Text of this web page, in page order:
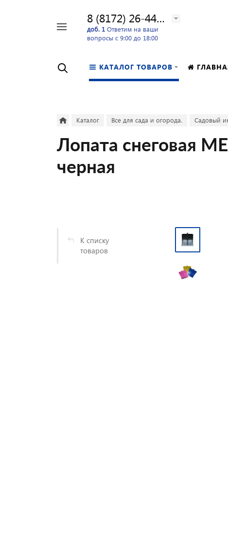
8 (8172) 26-44-24
доб. 1 Ответим на ваши
вопросы с 9:00 до 18:00
КАТАЛОГ ТОВАРОВ
Каталог Все для сада и огорода. Садовый
Лопата снеговая
черная
К списку
товаров